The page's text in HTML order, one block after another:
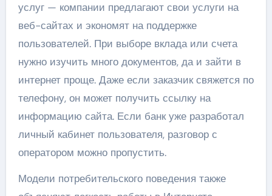
услуг — компании предлагают свои услуги на
веб-сайтах и ​​экономят на поддержке
пользователей. При выборе вклада или счета
нужно изучить много документов, да и зайти в
интернет проще. Даже если заказчик свяжется по
телефону, он может получить ссылку на
информацию сайта. Если банк уже разработал
личный кабинет пользователя, разговор с
оператором можно пропустить.
Модели потребительского поведения также